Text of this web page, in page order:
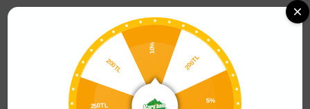
0
200TL
200TL